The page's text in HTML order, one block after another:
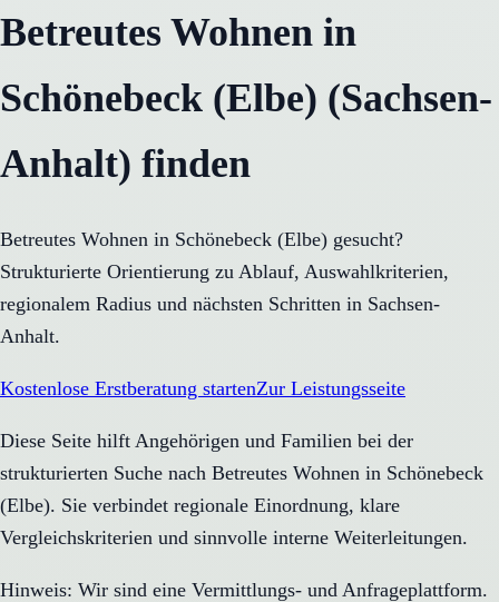
Betreutes Wohnen in
Schönebeck (Elbe) (Sachsen-
Anhalt) finden
Betreutes Wohnen in Schönebeck (Elbe) gesucht?
Strukturierte Orientierung zu Ablauf, Auswahlkriterien,
regionalem Radius und nächsten Schritten in Sachsen-
Anhalt.
Kostenlose Erstberatung startenZur Leistungsseite
Diese Seite hilft Angehörigen und Familien bei der
strukturierten Suche nach Betreutes Wohnen in Schönebeck
(Elbe). Sie verbindet regionale Einordnung, klare
Vergleichskriterien und sinnvolle interne Weiterleitungen.
Hinweis: Wir sind eine Vermittlungs- und Anfrageplattform.